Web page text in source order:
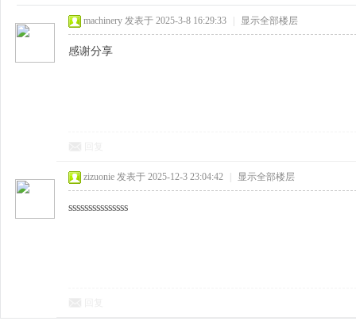
machinery 发表于 2025-3-8 16:29:33 显示全部楼层
感谢分享
zizuonie 发表于 2025-12-3 23:04:42 显示全部楼层
sssssssssssssss